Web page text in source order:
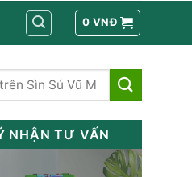
0 VNĐ
NHẬN TƯ VẤN